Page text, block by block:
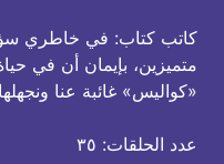
كاتب كتاب: في خاطري
متميزين، بإيمان أن في
«كواليس» غائبة عنا
عدد الحلقات: ٣٥